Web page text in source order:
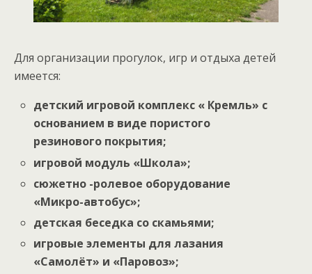
Для организации прогулок, игр и отдыха детей
имеется:
детский игровой комплекс « Кремль» с
основанием в виде пористого
резинового покрытия;
игровой модуль «Школа»;
сюжетно -ролевое оборудование
«Микро-автобус»;
детская беседка со скамьями;
игровые элементы для лазания
«Самолёт» и «Паровоз»;